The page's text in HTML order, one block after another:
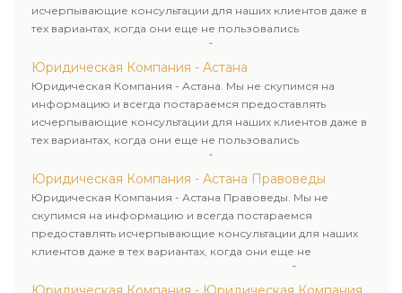
исчерпывающие консультации для наших клиентов даже в
тех вариантах, когда они еще не пользовались
юридическими услугами нашей компании.
Юридическая Компания - Астана
Юридическая Компания - Астана. Мы не скупимся на
информацию и всегда постараемся предоставлять
исчерпывающие консультации для наших клиентов даже в
тех вариантах, когда они еще не пользовались
юридическими услугами нашей компании.
Юридическая Компания - Астана Правоведы
Юридическая Компания - Астана Правоведы. Мы не
скупимся на информацию и всегда постараемся
предоставлять исчерпывающие консультации для наших
клиентов даже в тех вариантах, когда они еще не
пользовались юридическими услугами нашей компании.